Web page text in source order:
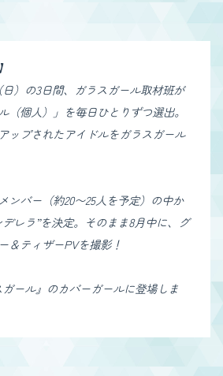
）の3日間、ガラスガール取材班が
（個人）」を毎日ひとりずつ選出。
ップされたアイドルをガラスガール
ンバー（約20〜25人を予定）の中か
レラ”を決定。そのまま8月中に、グ
＆ティザーPVを撮影！
ール』のカバーガールに登場しま